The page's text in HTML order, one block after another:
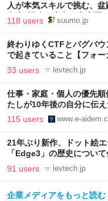
人が本気スキルで挑む、
向上”戦略 東京・中央区
118 users suumo.jp
終わりゆくCTFとバグバ
で起きていること【フォ
33 users levtech.jp
仕事・家庭・個人の優先
たしが10年後の自分に伝
115 users www.e-
21年ぶり新作、ドット絵
「Edge3」の歴史につい
LAB
91 users levtech.jp
企業メディアをもっと読む